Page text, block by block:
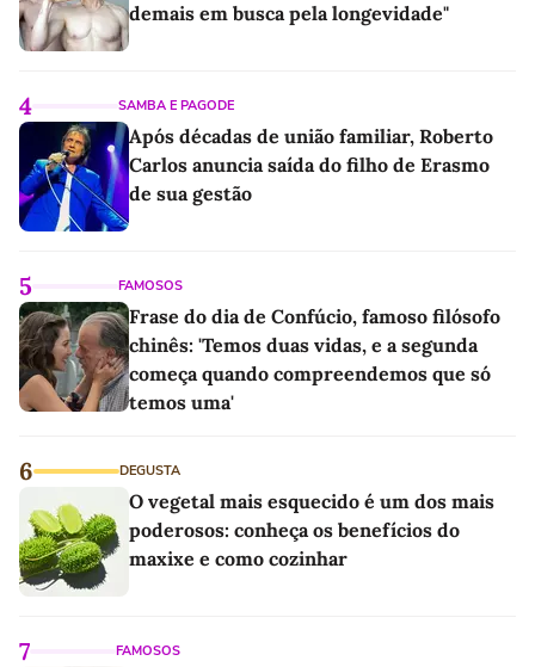
demais em busca pela longevidade"
4 SAMBA E PAGODE
Após décadas de união familiar, Roberto
Carlos anuncia saída do filho de Erasmo
de sua gestão
5 FAMOSOS
Frase do dia de Confúcio, famoso filósofo
chinês: 'Temos duas vidas, e a segunda
começa quando compreendemos que só
temos uma'
6 DEGUSTA
O vegetal mais esquecido é um dos mais
poderosos: conheça os benefícios do
maxixe e como cozinhar
7 FAMOSOS